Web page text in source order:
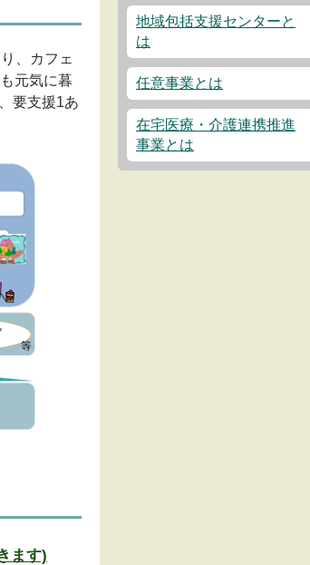
、カフェ
元気に暮
要支援1あ
ます)
地域包括支援センターと
は
任意事業とは
在宅医療・介護連携推進
事業とは